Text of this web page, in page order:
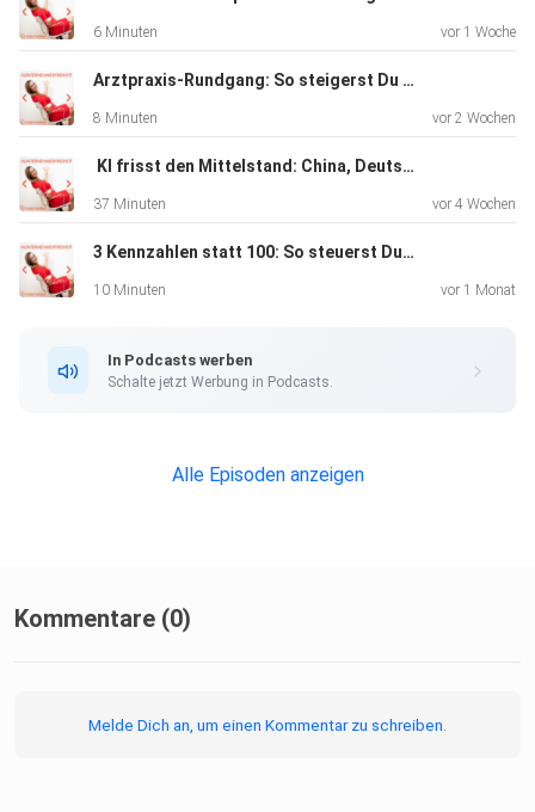
https://www.katjaholzhey.com
6 Minuten vor 1 Woche
Arztpraxis-Rundgang: So steigerst Du mit klaren Prozessen Deine Marge
8 Minuten vor 2 Wochen
️ KI frisst den Mittelstand: China, Deutschland und die zwei Wege für Unternehmer
37 Minuten vor 4 Wochen
3 Kennzahlen statt 100: So steuerst Du Dein Unternehmen in 15 Minuten
10 Minuten vor 1 Monat
In Podcasts werben
Schalte jetzt Werbung in Podcasts.
Alle Episoden anzeigen
Kommentare (0)
Melde Dich an, um einen Kommentar zu schreiben.